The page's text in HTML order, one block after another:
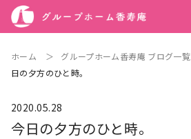
ホーム ＞ グループホーム香寿庵 ブログ一覧
日の夕方のひと時。
2020.05.28
今日の夕方のひと時。